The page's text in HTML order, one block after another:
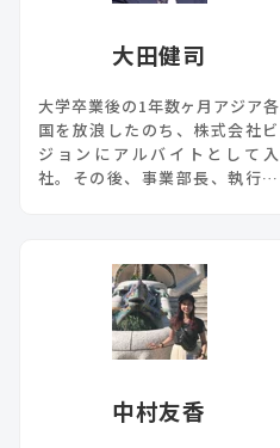
大田健司
大学卒業後の1年数ヶ月アジア各
国を放浪したのち、株式会社ビ
ジョンにアルバイトとして入
社。その後、事業部長、執行役
COOの目線からビジョングルー
プのさまざまな情報を発信して
いきます。
中村友香